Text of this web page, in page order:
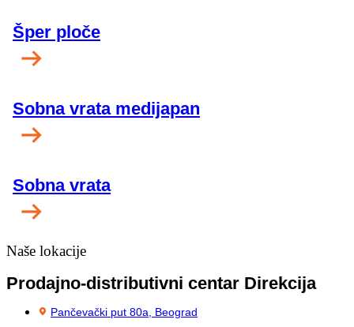
Šper ploče
Sobna vrata medijapan
Sobna vrata
Naše lokacije
Prodajno-distributivni centar Direkcija
Pančevački put 80a, Beograd